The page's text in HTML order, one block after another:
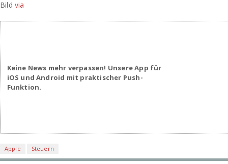
Bildvia
Keine News mehr verpassen! Unsere App für
iOS und Android mit praktischer Push-
Funktion.
Apple Steuern